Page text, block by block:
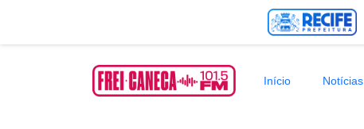
Início Notícias